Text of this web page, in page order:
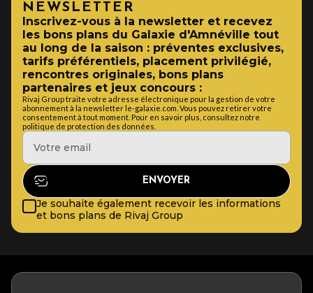
NEWSLETTER
Inscrivez-vous à la newsletter et recevez
les bons plans du Galaxie d'Amnéville tout
au long de la saison : préventes exclusives,
tarifs préférentiels, placement privilégié,
rencontres originales, bons plans
partenaires et jeux concours :
Rivaj Group traite votre adresse électronique pour la gestion de votre
abonnement à la newsletter le-galaxie.com. Vous pouvez retirer votre
consentement à tout moment. Pour en savoir plus, consultez notre
politique de protection des données.
Je souhaite également recevoir les informations
et bons plans de Rivaj Group